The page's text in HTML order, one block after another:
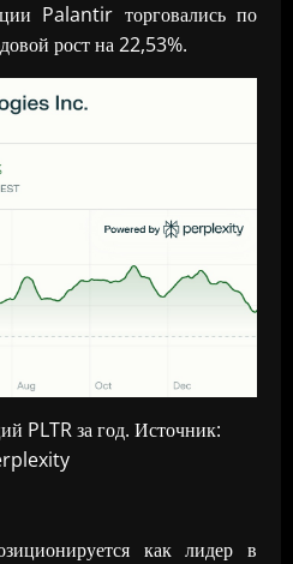
Palantir торговались по
рост на 22,53%.
PLTR за год. Источник:
как лидер в